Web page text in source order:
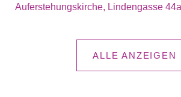
Auferstehungskirche, Lindengasse
ALLE ANZEIGEN